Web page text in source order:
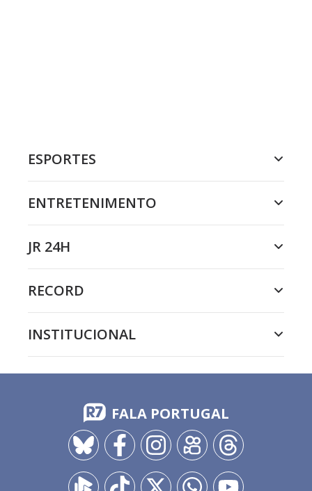
ESPORTES
ENTRETENIMENTO
JR 24H
RECORD
INSTITUCIONAL
FALA PORTUGAL